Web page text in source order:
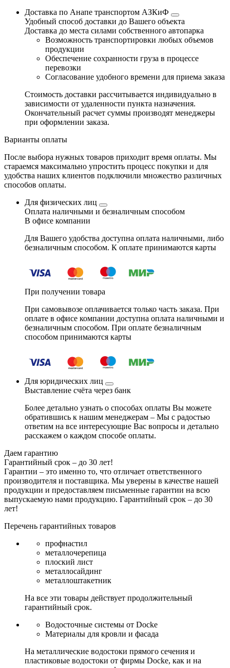
Доставка по Анапе транспортом АЗКиФ
Удобный способ доставки до Вашего объекта
Доставка до места силами собственного автопарка
Возможность транспортировки любых объемов
продукции
Обеспечение сохранности груза в процессе
перевозки
Согласование удобного времени для приема заказа
Стоимость доставки рассчитывается индивидуально в
зависимости от удаленности пункта назначения.
Окончательный расчет суммы производят менеджеры
при оформлении заказа.
Варианты оплаты
После выбора нужных товаров приходит время оплаты. Мы
стараемся максимально упростить процесс покупки и для
удобства наших клиентов подключили множество различных
способов оплаты.
Для физических лиц
Оплата наличными и безналичным способом
В офисе компании
Для Вашего удобства доступна оплата наличными, либо
безналичным способом. К оплате принимаются карты
При получении товара
При самовывозе оплачивается только часть заказа. При
оплате в офисе компании доступна оплата наличными и
безналичным способом. При оплате безналичным
способом принимаются карты
Для юридических лиц
Выставление счёта через банк
Более детально узнать о способах оплаты Вы можете
обратившись к нашим менеджерам – Мы с радостью
ответим на все интересующие Вас вопросы и детально
расскажем о каждом способе оплаты.
Даем гарантию
Гарантийный срок – до 30 лет!
Гарантии – это именно то, что отличает ответственного
производителя и поставщика. Мы уверены в качестве нашей
продукции и предоставляем письменные гарантии на всю
выпускаемую нами продукцию. Гарантийный срок – до 30
лет!
Перечень гарантийных товаров
профнастил
металлочерепица
плоский лист
металлосайдинг
металлоштакетник
На все эти товары действует продолжительный
гарантийный срок.
Водосточные системы от Docke
Материалы для кровли и фасада
На металлические водостоки прямого сечения и
пластиковые водостоки от фирмы Docke, как и на